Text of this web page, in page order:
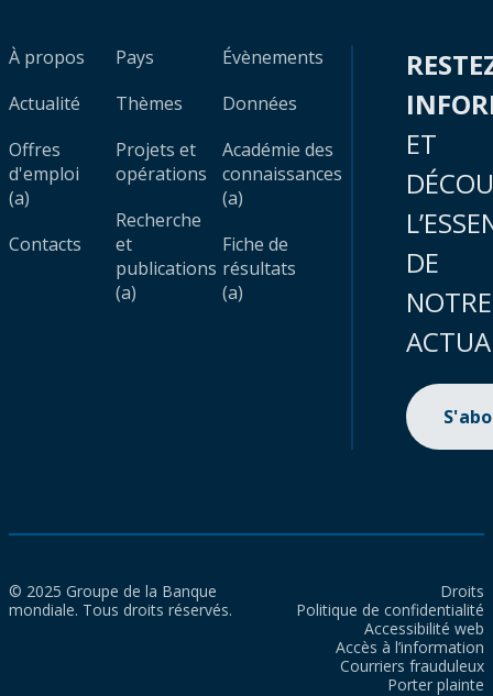
À propos
Actualité
Offres
d'emploi
(a)
Contacts
Pays
Thèmes
Projets et
opérations
Recherche
et
publications
(a)
Évènements
Données
Académie des
connaissances
(a)
Fiche de
résultats
(a)
ET
DE
NOTRE
© 2025 Groupe de la Banque
mondiale. Tous droits réservés.
Droits
Politique de confidentialité
Accessibilité web
Accès à l’information
Courriers frauduleux
Porter plainte